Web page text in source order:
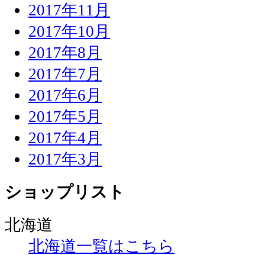
2017年11月
2017年10月
2017年8月
2017年7月
2017年6月
2017年5月
2017年4月
2017年3月
ショップリスト
北海道
北海道一覧はこちら